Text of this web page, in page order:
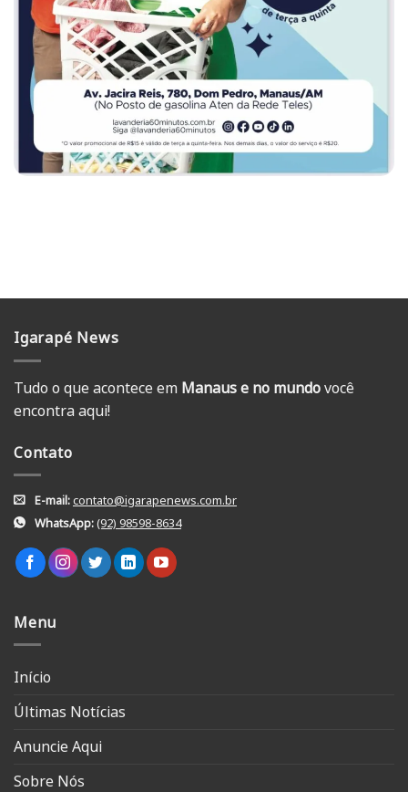
Igarapé News
Tudo o que acontece em Manaus e no mundovocê
encontra aqui!
Contato
E-mail:contato@igarapenews.com.br
WhatsApp:(92) 98598-8634
Menu
Início
Últimas Notícias
Anuncie Aqui
Sobre Nós